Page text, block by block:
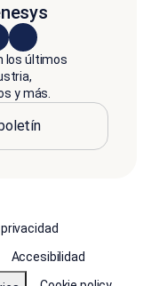
los últimos
y más.
Accesibilidad